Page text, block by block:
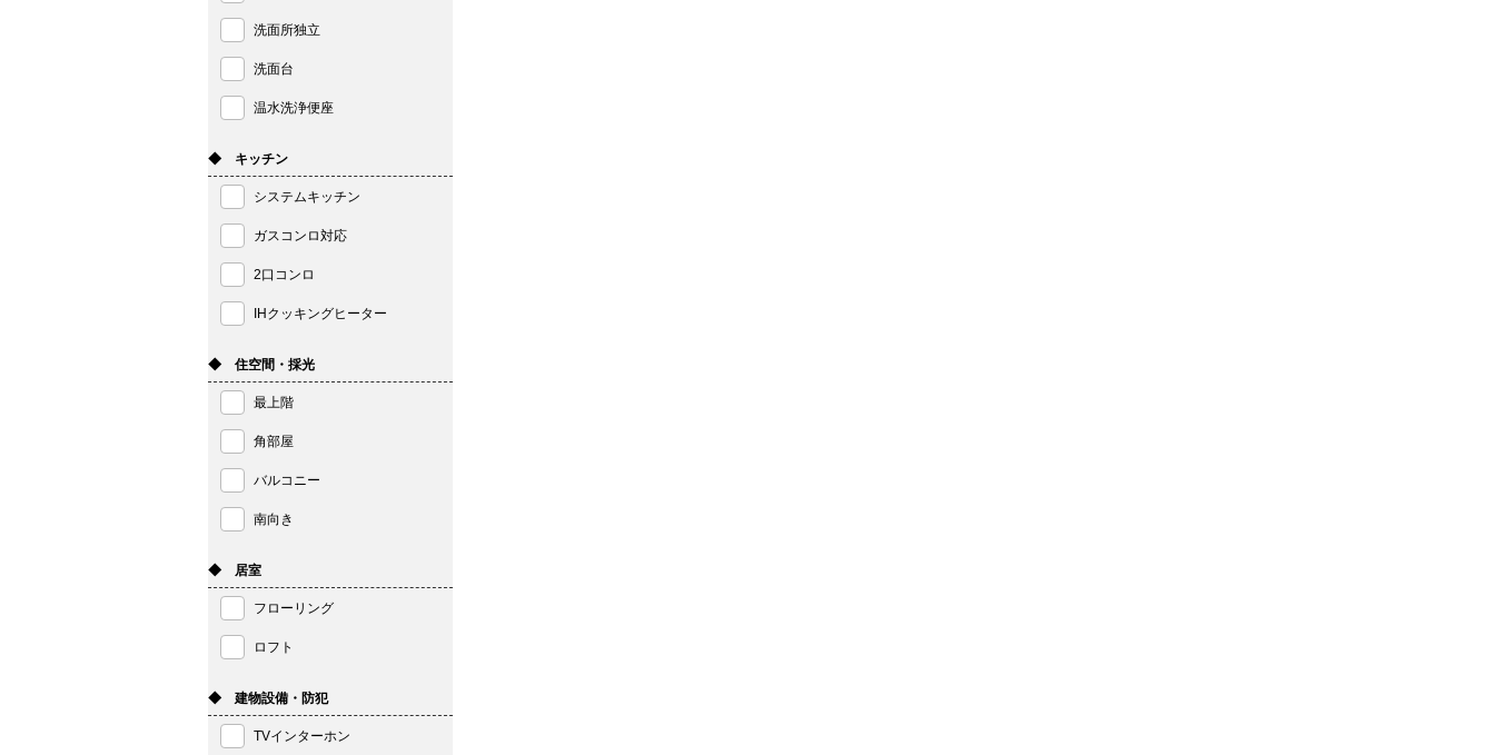
洗面所独立
洗面台
温水洗浄便座
◆ キッチン
システムキッチン
ガスコンロ対応
2口コンロ
IHクッキングヒーター
◆ 住空間・採光
最上階
角部屋
バルコニー
南向き
◆ 居室
フローリング
ロフト
◆ 建物設備・防犯
TVインターホン